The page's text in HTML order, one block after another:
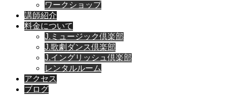
ワークショップ
講師紹介
料金について
J.ミュージック倶楽部
J.歌劇ダンス倶楽部
J.イングリッシュ倶楽部
レンタルルーム
アクセス
ブログ